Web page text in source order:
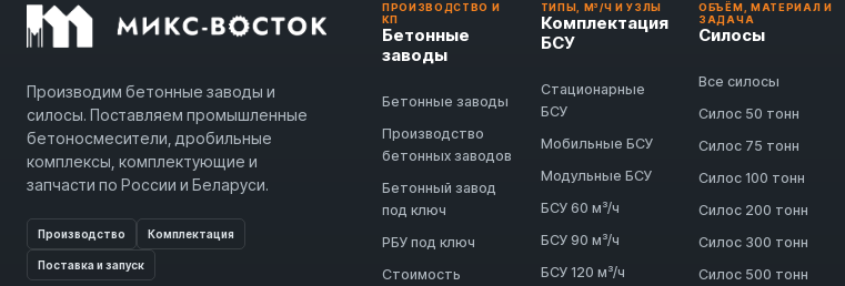
Производим бетонные заводы и
силосы. Поставляем промышленные
бетоносмесители, дробильные
комплексы, комплектующие и
запчасти по России и Беларуси.
Производство Комплектация
Поставка и запуск
ПРОИЗВОДСТВО И
КП
Бетонные
заводы
Бетонные заводы
Производство
бетонных заводов
Бетонный завод
под ключ
РБУ под ключ
Стоимость
ТИПЫ, М³/Ч И УЗЛЫ
Комплектация
БСУ
Стационарные
БСУ
Мобильные БСУ
Модульные БСУ
БСУ 60 м³/ч
БСУ 90 м³/ч
БСУ 120 м³/ч
ОБЪЁМ, МАТЕРИАЛ И
ЗАДАЧА
Силосы
Все силосы
Силос 50 тонн
Силос 75 тонн
Силос 100 тонн
Силос 200 тонн
Силос 300 тонн
Силос 500 тонн